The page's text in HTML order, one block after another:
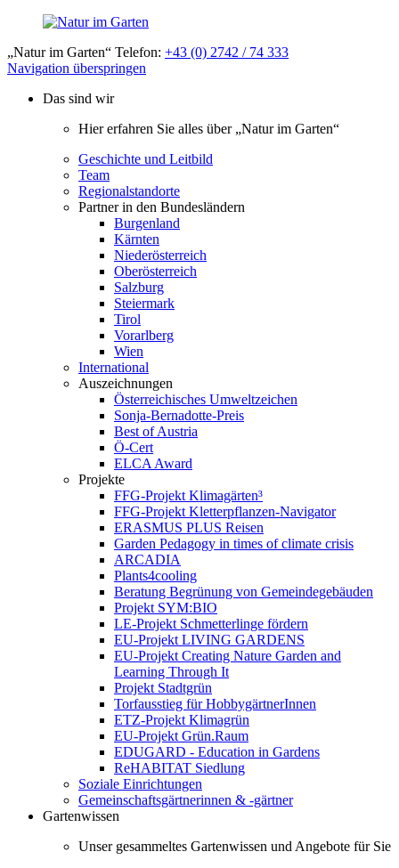
„Natur im Garten“ Telefon: +43 (0) 2742 / 74 333
Navigation überspringen
Das sind wir
Hier erfahren Sie alles über „Natur im Garten“
Geschichte und Leitbild
Team
Regionalstandorte
Partner in den Bundesländern
Burgenland
Kärnten
Niederösterreich
Oberösterreich
Salzburg
Steiermark
Tirol
Vorarlberg
Wien
International
Auszeichnungen
Österreichisches Umweltzeichen
Sonja-Bernadotte-Preis
Best of Austria
Ö-Cert
ELCA Award
Projekte
FFG-Projekt Klimagärten³
FFG-Projekt Kletterpflanzen-Navigator
ERASMUS PLUS Reisen
Garden Pedagogy in times of climate crisis
ARCADIA
Plants4cooling
Beratung Begrünung von Gemeindegebäuden
Projekt SYM:BIO
LE-Projekt Schmetterlinge fördern
EU-Projekt LIVING GARDENS
EU-Projekt Creating Nature Garden and
Learning Through It
Projekt Stadtgrün
Torfausstieg für HobbygärtnerInnen
ETZ-Projekt Klimagrün
EU-Projekt Grün.Raum
EDUGARD - Education in Gardens
ReHABITAT Siedlung
Soziale Einrichtungen
Gemeinschaftsgärtnerinnen & -gärtner
Gartenwissen
Unser gesammeltes Gartenwissen und Angebote für Sie